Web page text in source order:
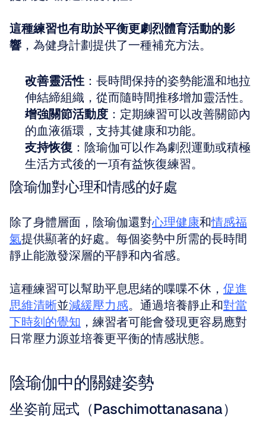
這種練習也有助於平衡更劇烈體育活動的影
響 ，為健身計劃提供了一種補充方法。
改善靈活性 ：長時間保持的姿勢能溫和地拉
伸結締組織，從而隨時間推移增加靈活性。
增強關節活動度 ：定期練習可以改善關節內
的血液循環，支持其健康和功能。
支持恢復 ：陰瑜伽可以作為劇烈運動或積極
生活方式後的一項有益恢復練習。
陰瑜伽對心理和情感的好處
除了身體層面，陰瑜伽還對心理健康和情感福
氣提供顯著的好處。每個姿勢中所需的長時間
靜止能激發深層的平靜和內省感。
這種練習可以幫助平息思緒的喋喋不休， 促進
思維清晰並減緩壓力感。通過培養靜止和對當
下時刻的覺知 ，練習者可能會發現更容易應對
日常壓力源並培養更平衡的情感狀態。
陰瑜伽中的關鍵姿勢
坐姿前屈式（Paschimottanasana）